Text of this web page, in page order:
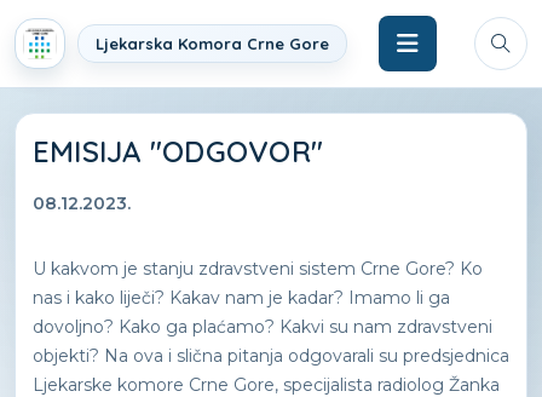
Ljekarska Komora Crne Gore
EMISIJA "ODGOVOR"
08.12.2023.
U kakvom je stanju zdravstveni sistem Crne Gore? Ko
nas i kako liječi? Kakav nam je kadar? Imamo li ga
dovoljno? Kako ga plaćamo? Kakvi su nam zdravstveni
objekti? Na ova i slična pitanja odgovarali su predsjednica
Ljekarske komore Crne Gore, specijalista radiolog Žanka